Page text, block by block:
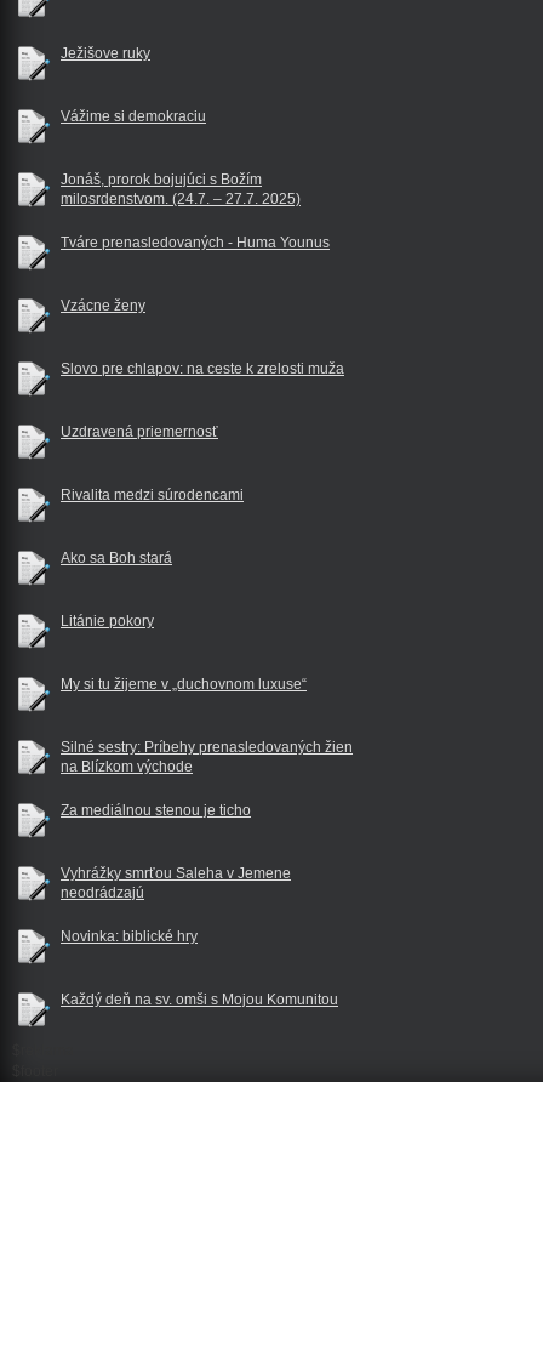
Ježišove ruky
Vážime si demokraciu
Jonáš, prorok bojujúci s Božím
milosrdenstvom. (24.7. – 27.7. 2025)
Tváre prenasledovaných - Huma Younus
Vzácne ženy
Slovo pre chlapov: na ceste k zrelosti muža
Uzdravená priemernosť
Rivalita medzi súrodencami
Ako sa Boh stará
Litánie pokory
My si tu žijeme v „duchovnom luxuse“
Silné sestry: Príbehy prenasledovaných žien
na Blízkom východe
Za mediálnou stenou je ticho
Vyhrážky smrťou Saleha v Jemene
neodrádzajú
Novinka: biblické hry
Každý deň na sv. omši s Mojou Komunitou